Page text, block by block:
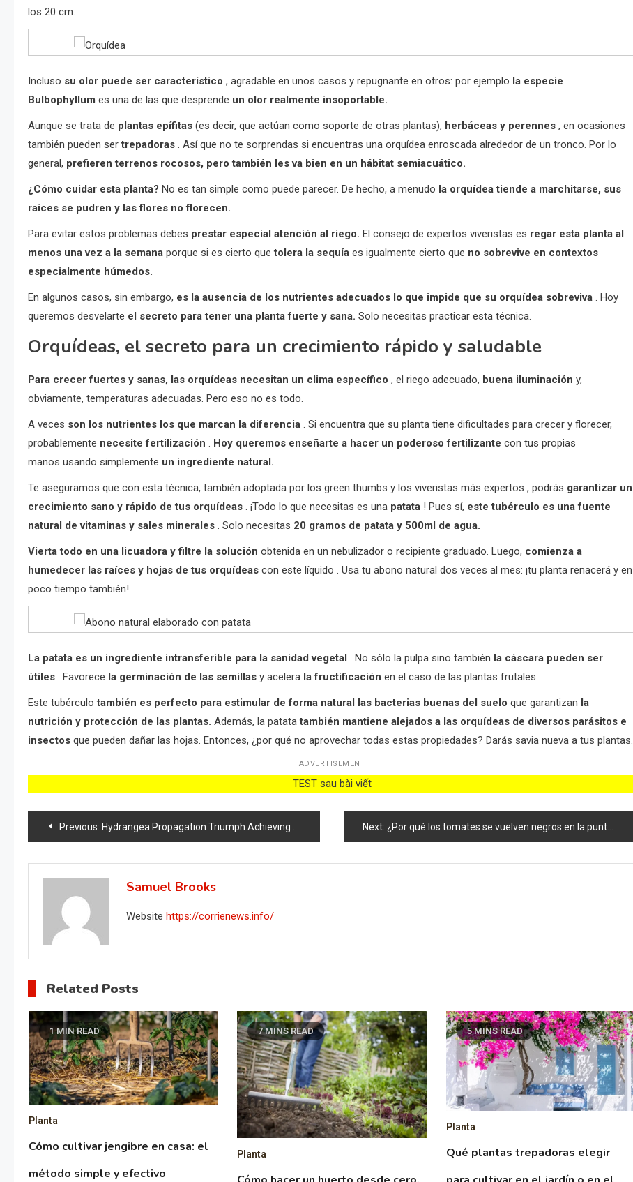
los 20 cm.
Incluso su olor puede ser característico , agradable en unos casos y repugnante en otros: por ejemplo la especie
Bulbophyllum es una de las que desprende un olor realmente insoportable.
Aunque se trata de plantas epífitas (es decir, que actúan como soporte de otras plantas), herbáceas y perennes , en ocasiones
también pueden sertrepadoras . Así que no te sorprendas si encuentras una orquídea enroscada alrededor de un tronco. Por lo
general, prefieren terrenos rocosos, pero también les va bien en un hábitat semiacuático.
¿Cómo cuidar esta planta? No es tan simple como puede parecer. De hecho, a menudo la orquídea tiende a marchitarse, sus
raíces se pudren y las flores no florecen.
Para evitar estos problemas debes prestar especial atención al riego. El consejo de expertos viveristas es regar esta planta al
menos una vez a la semana porque si es cierto quetolera la sequía es igualmente cierto que no sobrevive en contextos
especialmente húmedos.
En algunos casos, sin embargo, es la ausencia de los nutrientes adecuados lo que impide que su orquídea sobreviva . Hoy
queremos desvelarte el secreto para tener una planta fuerte y sana. Solo necesitas practicar esta técnica.
Orquídeas, el secreto para un crecimiento rápido y saludable
Para crecer fuertes y sanas, las orquídeas necesitan un clima específico , el riego adecuado, buena iluminación y,
obviamente, temperaturas adecuadas. Pero eso no es todo.
A veces son los nutrientes los que marcan la diferencia . Si encuentra que su planta tiene dificultades para crecer y florecer,
probablemente necesite fertilización . Hoy queremos enseñarte a hacer un poderoso fertilizante con tus propias
manos usando simplemente un ingrediente natural.
Te aseguramos que con esta técnica, también adoptada por los green thumbs y los viveristas más expertos , podrás garantizar un
crecimiento sano y rápido de tus orquídeas . ¡Todo lo que necesitas es una patata ! Pues sí, este tubérculo es una fuente
natural de vitaminas y sales minerales . Solo necesitas 20 gramos de patata y 500ml de agua.
Vierta todo en una licuadora y filtre la solución obtenida en un nebulizador o recipiente graduado. Luego, comienza a
humedecer las raíces y hojas de tus orquídeas con este líquido . Usa tu abono natural dos veces al mes: ¡tu planta renacerá y en
poco tiempo también!
La patata es un ingrediente intransferible para la sanidad vegetal . No sólo la pulpa sino también la cáscara pueden ser
útiles . Favorece la germinación de las semillas y acelera la fructificación en el caso de las plantas frutales.
Este tubérculotambién es perfecto para estimular de forma natural las bacterias buenas del suelo que garantizan la
nutrición y protección de las plantas. Además, la patatatambién mantiene alejados a las orquídeas de diversos parásitos e
insectos que pueden dañar las hojas. Entonces, ¿por qué no aprovechar todas estas propiedades? Darás savia nueva a tus plantas.
ADVERTISEMENT
TEST sau bài viết
Post
navigation
Previous: Hydrangea Propagation Triumph Achieving 100% Success with Cuttings! Next: ¿Por qué los tomates se vuelven negros en la punta? No es por falta de agua: la razón
Samuel Brooks
Website https://corrienews.info/
Related Posts
1 MIN READ
Planta
Cómo cultivar jengibre en casa: el
método simple y efectivo
7 MINS READ
Planta
5 MINS READ
Planta
Qué plantas trepadoras elegir